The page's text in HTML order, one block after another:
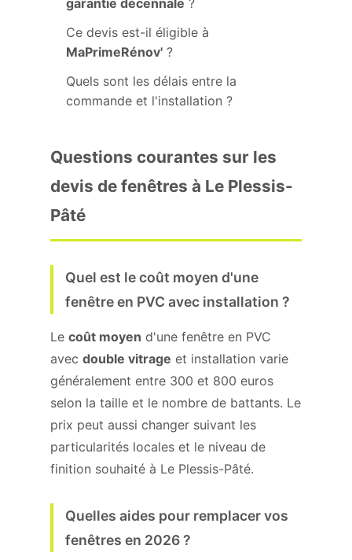
garantie décennale ?
Ce devis est-il éligible à
MaPrimeRénov' ?
Quels sont les délais entre la
commande et l'installation ?
Questions courantes sur les
devis de fenêtres à Le Plessis-
Pâté
Quel est le coût moyen d'une
fenêtre en PVC avec installation ?
Le coût moyen d'une fenêtre en PVC
avec double vitrage et installation varie
généralement entre 300 et 800 euros
selon la taille et le nombre de battants. Le
prix peut aussi changer suivant les
particularités locales et le niveau de
finition souhaité à Le Plessis-Pâté.
Quelles aides pour remplacer vos
fenêtres en 2026 ?